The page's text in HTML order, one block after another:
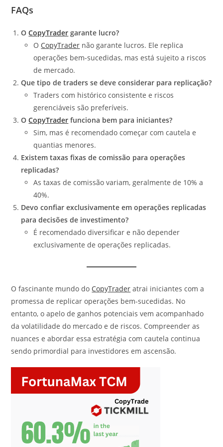
FAQs
OCopyTrader garante lucro?
O CopyTrader não garante lucros. Ele replica
operações bem-sucedidas, mas está sujeito a riscos
de mercado.
Que tipo de traders se deve considerar para replicação?
Traders com histórico consistente e riscos
gerenciáveis são preferíveis.
OCopyTrader funciona bem para iniciantes?
Sim, mas é recomendado começar com cautela e
quantias menores.
Existem taxas fixas de comissão para operações
replicadas?
As taxas de comissão variam, geralmente de 10% a
40%.
Devo confiar exclusivamente em operações replicadas
para decisões de investimento?
É recomendado diversificar e não depender
exclusivamente de operações replicadas.
O fascinante mundo do CopyTrader atrai iniciantes com a
promessa de replicar operações bem-sucedidas. No
entanto, o apelo de ganhos potenciais vem acompanhado
da volatilidade do mercado e de riscos. Compreender as
nuances e abordar essa estratégia com cautela continua
sendo primordial para investidores em ascensão.